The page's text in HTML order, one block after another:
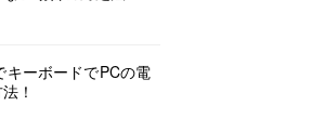
キーボードでPCの電
！